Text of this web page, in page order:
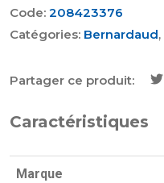
Code: 208423376
Catégories: Bernardaud,
Partager ce produit:
Caractéristiques
Marque